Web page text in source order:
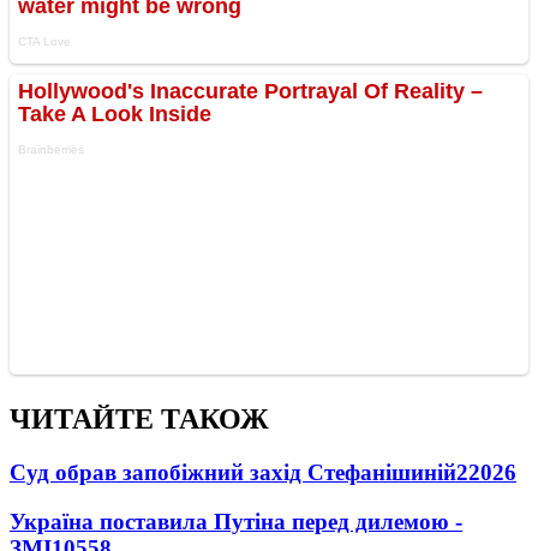
ЧИТАЙТЕ ТАКОЖ
Суд обрав запобіжний захід Стефанішиній22026
Україна поставила Путіна перед дилемою -